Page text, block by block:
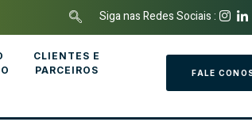
Siga nas Redes Sociais :
CLIENTES E
PARCEIROS
FALE